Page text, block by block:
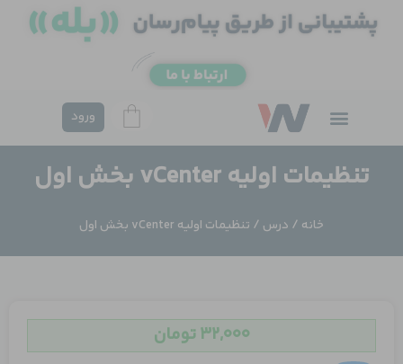
ورود
تنظیمات اولیه vCenter بخش اول
خانه / درس / تنظیمات اولیه vCenter بخش اول
۳۲,۰۰۰تومان